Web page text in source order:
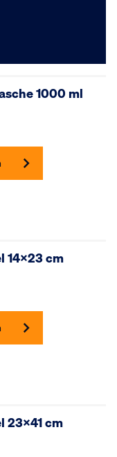
1000 ml
14×23 cm
23×41 cm